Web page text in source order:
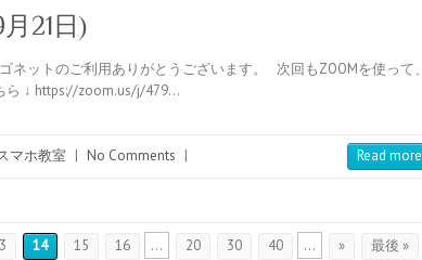
21日)
ットのご利用ありがとうございます。 次回もZOOMを使って、
ら ↓ https://zoom.us/j/479…
マホ教室 | No Comments | Read more
14 15 16 ... 20 30 40 ... » 最後 »